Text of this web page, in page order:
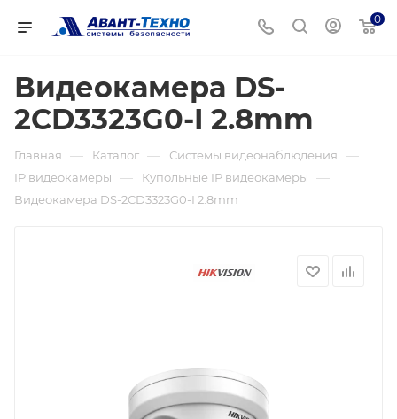
0
Видеокамера DS-
2CD3323G0-I 2.8mm
Главная — Каталог — Системы видеонаблюдения —
IP видеокамеры — Купольные IP видеокамеры —
Видеокамера DS-2CD3323G0-I 2.8mm